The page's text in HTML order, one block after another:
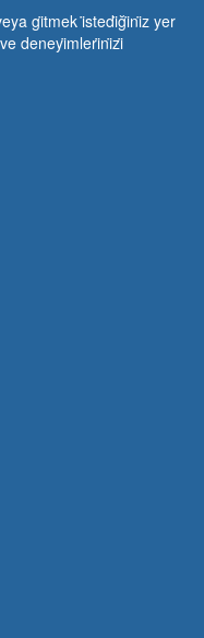
gi̇tmek i̇stedi̇ği̇ni̇z yer
deneyi̇mleri̇ni̇zi̇